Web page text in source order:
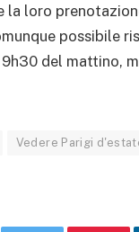
la loro
possibile
del mattino,
Vedere Parigi